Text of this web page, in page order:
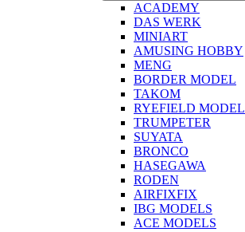
ACADEMY
DAS WERK
MINIART
AMUSING HOBBY
MENG
BORDER MODEL
TAKOM
RYEFIELD MODEL
TRUMPETER
SUYATA
BRONCO
HASEGAWA
RODEN
AIRFIXFIX
IBG MODELS
ACE MODELS